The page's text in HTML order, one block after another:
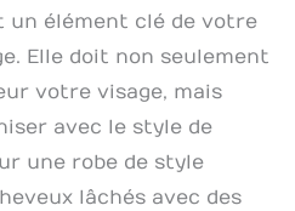
un élément clé de votre
Elle doit non seulement
votre visage, mais
avec le style de
une robe de style
lâchés avec des